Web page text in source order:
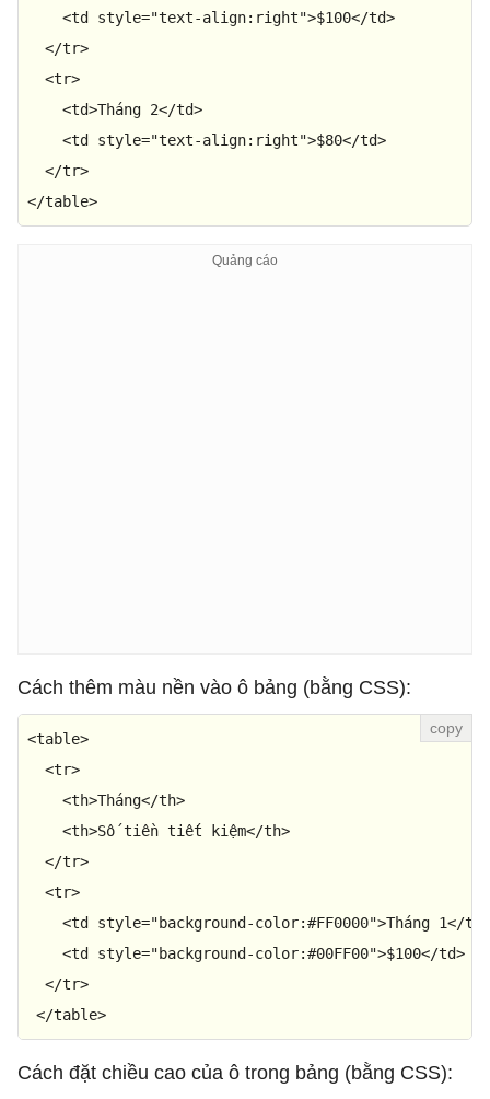
<td style="text-align:right">$100</td>
</tr>
<tr>
<td>Tháng 2</td>
<td style="text-align:right">$80</td>
</tr>
</table>
Cách thêm màu nền vào ô bảng (bằng CSS):
<table>
<tr>
<th>Tháng</th>
<th>Số tiền tiết kiệm</th>
</tr>
<tr>
<td style="background-color:#FF0000">Tháng 1</td
<td style="background-color:#00FF00">$100</td>
</tr>
</table>
Cách đặt chiều cao của ô trong bảng (bằng CSS):